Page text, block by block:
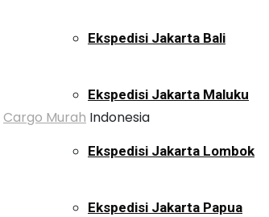
Ekspedisi Jakarta Bali
Ekspedisi Jakarta Maluku
Ekspedisi Jakarta Lombok
Ekspedisi Jakarta Papua
Cargo Murah Indonesia